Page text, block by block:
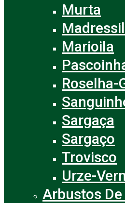
Murta
Marioila
Roselha-
Sargaça
Sargaço
Trovisco
Urze-
Arbustos